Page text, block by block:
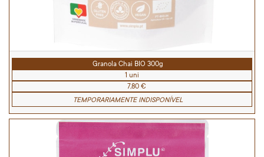
Granola Chai BIO 300g
1 uni
7,80 €
TEMPORARIAMENTE INDISPONÍVEL